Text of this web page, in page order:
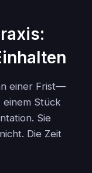
einer Frist—
Stück
Sie
Die Zeit